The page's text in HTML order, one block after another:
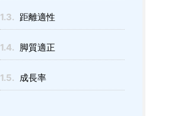
1.3. 距離適性
1.4. 脚質適正
1.5. 成長率